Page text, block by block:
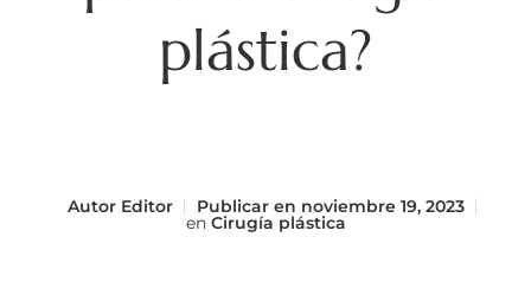
plástica?
AutorEditor Publicar en noviembre 19, 2023
en Cirugía plástica